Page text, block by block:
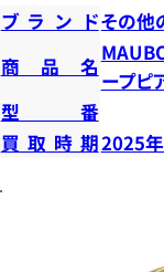
ブランドその他
商品名
ープピ
型番
買取時期2025